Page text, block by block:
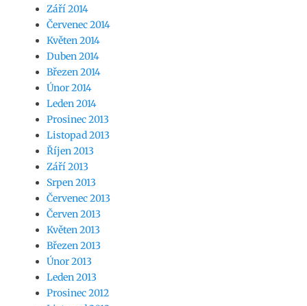
Září 2014
Červenec 2014
Květen 2014
Duben 2014
Březen 2014
Únor 2014
Leden 2014
Prosinec 2013
Listopad 2013
Říjen 2013
Září 2013
Srpen 2013
Červenec 2013
Červen 2013
Květen 2013
Březen 2013
Únor 2013
Leden 2013
Prosinec 2012